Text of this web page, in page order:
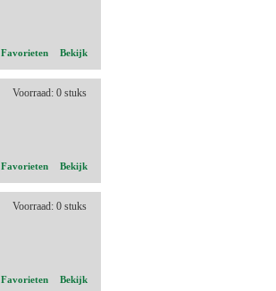
Favorieten Bekijk
Voorraad: 0 stuks
Favorieten Bekijk
Voorraad: 0 stuks
Favorieten Bekijk